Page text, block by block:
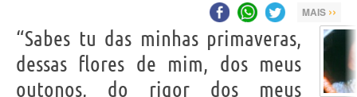
MAIS ››
“Sabes tu das minhas primaveras,
dessas flores de mim, dos meus
outonos, do rigor dos meus